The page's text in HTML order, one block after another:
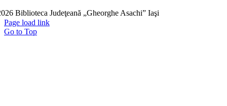
Biblioteca Judeţeană „Gheorghe Asachi” Iaşi
Page load link
Go to Top